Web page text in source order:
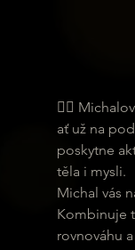
🧘‍♀
ať už na
poskytne
těla i mysli.
Michal vás
Kombinuje
rovnováhu